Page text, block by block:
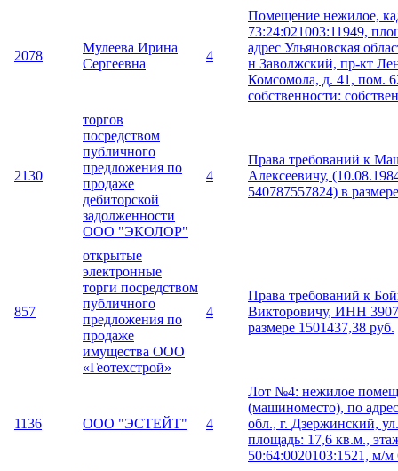
2078
Мулеева Ирина
Сергеевна
4
Помещение нежилое,
73:24:021003:11949,
адрес Ульяновская
н Заволжский, пр-кт
Комсомола, д. 41, пом.
собственности:
2130
торгов
посредством
публичного
предложения по
продаже
дебиторской
задолженности
ООО "ЭКОЛОР"
4
Права требований к
Алексеевичу,
540787557824) в
857
открытые
электронные
торги посредством
публичного
предложения по
продаже
имущества ООО
«Геотехстрой»
4
Права требований к
Викторовичу, ИНН
размере 1501437,38 руб.
1136 ООО "ЭСТЕЙТ" 4
Лот №4: нежилое
(машиноместо), по
обл., г. Дзержинский,
площадь: 17,6 кв.м.,
50:64:0020103:1521, м/м